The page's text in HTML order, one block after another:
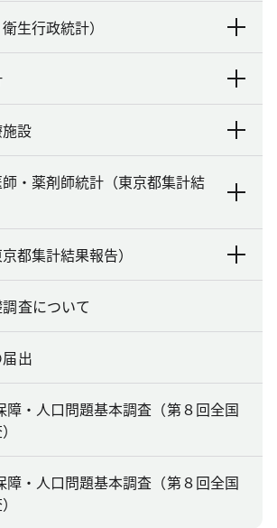
生行政統計）
設
・薬剤師統計（東京都集計結
都集計結果報告）
査について
出
障・人口問題基本調査（第８回全国
障・人口問題基本調査（第８回全国